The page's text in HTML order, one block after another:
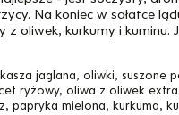
Na koniec w sałatce
oliwek, kurkumy i kuminu.
jaglana, oliwki, suszone
ryżowy, oliwa z oliwek
papryka mielona, kurkuma,